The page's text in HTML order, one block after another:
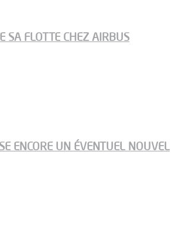
SA FLOTTE CHEZ AIRBUS
ENCORE UN ÉVENTUEL NOUVEL